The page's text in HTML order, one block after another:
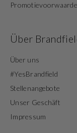
Über
Über uns
#YesBrandfield
Stellenangebote
Unser Geschäft
Impressum